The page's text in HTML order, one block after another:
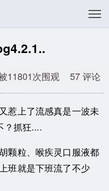
11801次围观 57 评论
惹上了流感真是一波未
？抓狂....
颗粒、喉疾灵口服液都
班就是下班流了不少